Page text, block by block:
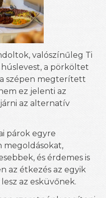
valószínűleg Ti
a pörköltet
szépen megterített
ez jelenti az
az alternatív
párok egyre
megoldásokat,
és érdemes is
az étkezés az egyik
az esküvőnek.